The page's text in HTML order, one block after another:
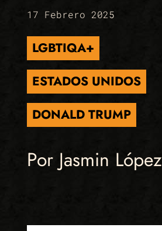
17 Febrero 2025
LGBTIQA+
ESTADOS UNIDOS
DONALD TRUMP
Por Jasmin López